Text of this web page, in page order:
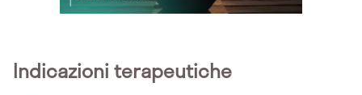
Indicazioni terapeutiche